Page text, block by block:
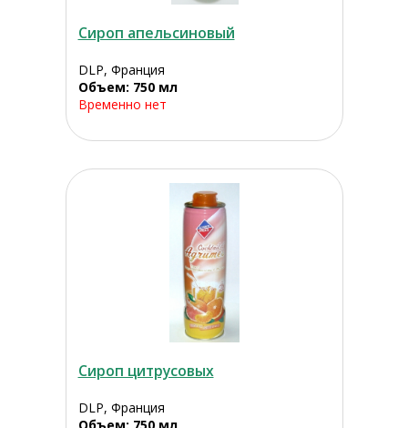
Сироп апельсиновый
DLP, Франция
Объем: 750 мл
Временно нет
Сироп цитрусовых
DLP, Франция